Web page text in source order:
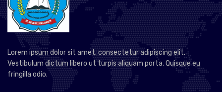
Lorem ipsum dolor sit amet, consectetur adipiscing elit.
Vestibulum dictum libero ut turpis aliquam porta. Quisque eu
fringilla odio.